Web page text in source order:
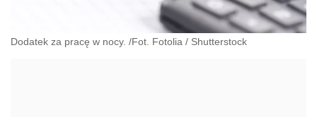
Dodatek za pracę w nocy. /Fot. Fotolia / Shutterstock